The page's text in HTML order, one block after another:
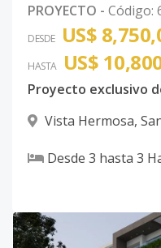
PROYECTO - Código:
DESDE US$
HASTA US$
Vista Hermosa,
Desde 3 hasta 3